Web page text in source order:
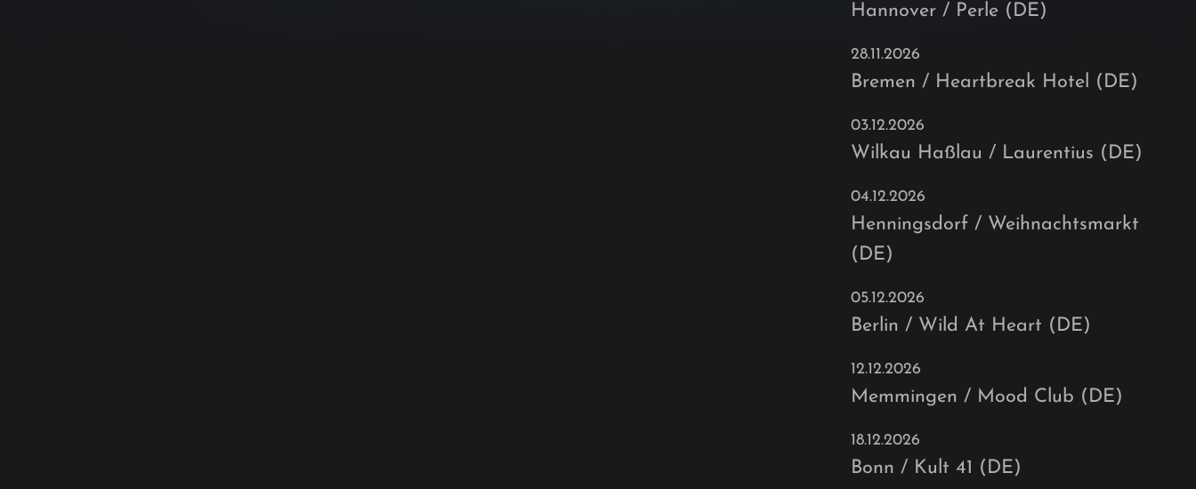
Hannover / Perle (DE)
28.11.2026
Bremen / Heartbreak Hotel (DE)
03.12.2026
Wilkau Haßlau / Laurentius (DE)
04.12.2026
Henningsdorf / Weihnachtsmarkt
(DE)
05.12.2026
Berlin / Wild At Heart (DE)
12.12.2026
Memmingen / Mood Club (DE)
18.12.2026
Bonn / Kult 41 (DE)